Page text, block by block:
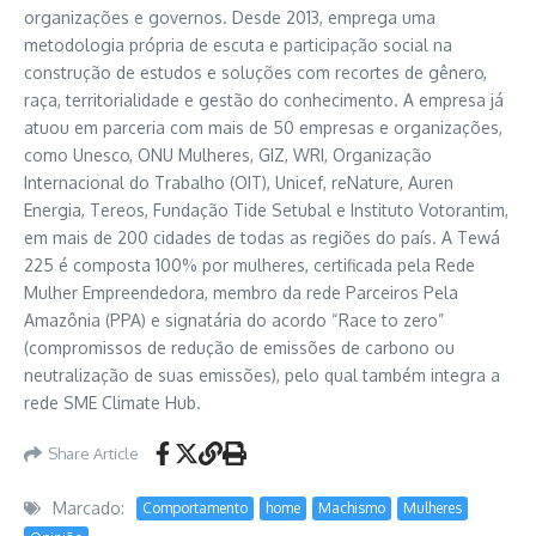
organizações e governos. Desde 2013, emprega uma
metodologia própria de escuta e participação social na
construção de estudos e soluções com recortes de gênero,
raça, territorialidade e gestão do conhecimento. A empresa já
atuou em parceria com mais de 50 empresas e organizações,
como Unesco, ONU Mulheres, GIZ, WRI, Organização
Internacional do Trabalho (OIT), Unicef, reNature, Auren
Energia, Tereos, Fundação Tide Setubal e Instituto Votorantim,
em mais de 200 cidades de todas as regiões do país. A Tewá
225 é composta 100% por mulheres, certificada pela Rede
Mulher Empreendedora, membro da rede Parceiros Pela
Amazônia (PPA) e signatária do acordo “Race to zero”
(compromissos de redução de emissões de carbono ou
neutralização de suas emissões), pelo qual também integra a
rede SME Climate Hub.
Share Article
Marcado: Comportamento home Machismo
Mulheres